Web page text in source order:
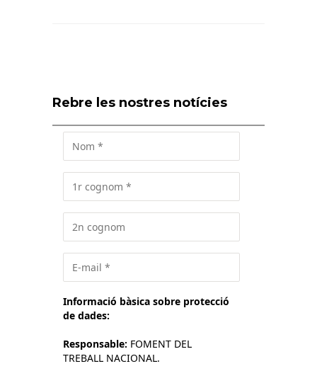
Rebre les nostres notícies
Informació bàsica sobre protecció
de dades:
Responsable: FOMENT DEL
TREBALL NACIONAL.